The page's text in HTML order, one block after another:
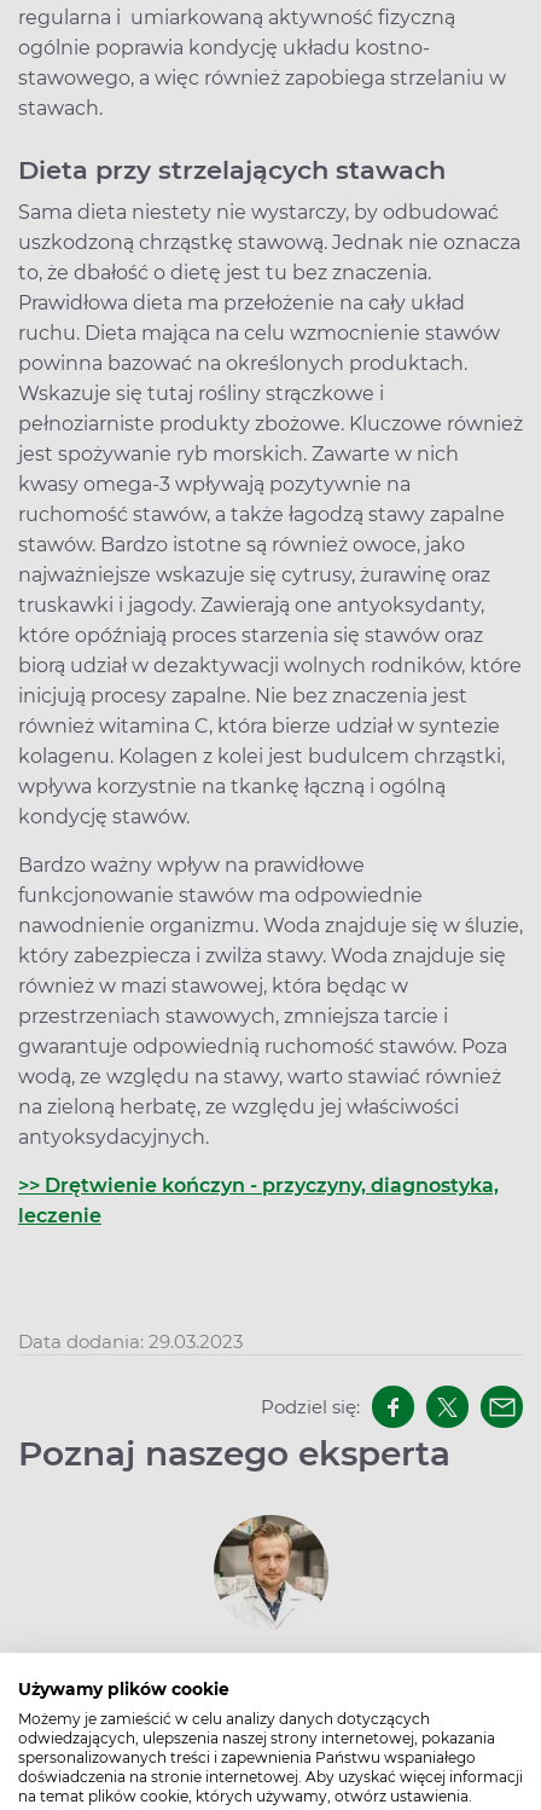
Używamy plików cookie
Możemy je zamieścić w celu analizy danych dotyczących
odwiedzających, ulepszenia naszej strony internetowej, pokazania
spersonalizowanych treści i zapewnienia Państwu wspaniałego
doświadczenia na stronie internetowej. Aby uzyskać więcej informacji
na temat plików cookie, których używamy, otwórz ustawienia.
regularna i umiarkowaną aktywność fizyczną
ogólnie poprawia kondycję układu kostno-
stawowego, a więc również zapobiega strzelaniu w
stawach.
Dieta przy strzelających stawach
Sama dieta niestety nie wystarczy, by odbudować
uszkodzoną chrząstkę stawową. Jednak nie oznacza
to, że dbałość o dietę jest tu bez znaczenia.
Prawidłowa dieta ma przełożenie na cały układ
ruchu. Dieta mająca na celu wzmocnienie stawów
powinna bazować na określonych produktach.
Wskazuje się tutaj rośliny strączkowe i
pełnoziarniste produkty zbożowe. Kluczowe również
jest spożywanie ryb morskich. Zawarte w nich
kwasy omega-3 wpływają pozytywnie na
ruchomość stawów, a także łagodzą stawy zapalne
stawów. Bardzo istotne są również owoce, jako
najważniejsze wskazuje się cytrusy, żurawinę oraz
truskawki i jagody. Zawierają one antyoksydanty,
które opóźniają proces starzenia się stawów oraz
biorą udział w dezaktywacji wolnych rodników, które
inicjują procesy zapalne. Nie bez znaczenia jest
również witamina C, która bierze udział w syntezie
kolagenu. Kolagen z kolei jest budulcem chrząstki,
wpływa korzystnie na tkankę łączną i ogólną
kondycję stawów.
Bardzo ważny wpływ na prawidłowe
funkcjonowanie stawów ma odpowiednie
nawodnienie organizmu. Woda znajduje się w śluzie,
który zabezpiecza i zwilża stawy. Woda znajduje się
również w mazi stawowej, która będąc w
przestrzeniach stawowych, zmniejsza tarcie i
gwarantuje odpowiednią ruchomość stawów. Poza
wodą, ze względu na stawy, warto stawiać również
na zieloną herbatę, ze względu jej właściwości
antyoksydacyjnych.
>> Drętwienie kończyn - przyczyny, diagnostyka,
leczenie
Data dodania: 29.03.2023
Podziel się:
Poznaj naszego eksperta
Farmaceuta, bloger i promotor zdrowia.
Prowadzi własny gabinet konsultacyjny, wspiera
prozdrowotne ruchy miejsce i wygłasza prelekcje
na ogólnopolskich konferencjach. Interesuje się